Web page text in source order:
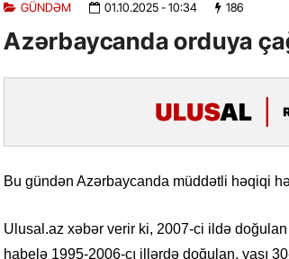
GÜNDƏM 01.10.2025- 10:34 186
Azərbaycanda orduya
Bu gündən Azərbaycanda müddətli həqiqi
Ulusal.az xəbər verir ki, 2007-ci ildə doğulan
habelə 1995-2006-cı illərdə doğulan, yaşı